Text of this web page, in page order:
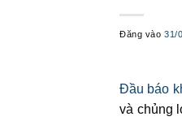
Đăng vào31/
Đầu báo
và chủng